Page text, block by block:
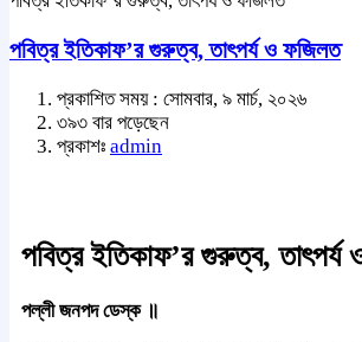
পবিত্র ইতিকাফ’র গুরুত্ব, তাৎপর্য ও ফজিলত
প্রকাশিত সময় : সোমবার, ৯ মার্চ, ২০২৬
৩৯৩ বার পড়েছেন
প্রকাশঃ admin
পবিত্র ইতিকাফ’র গুরুত্ব,
পল্লী জনপদ ডেস্ক ॥